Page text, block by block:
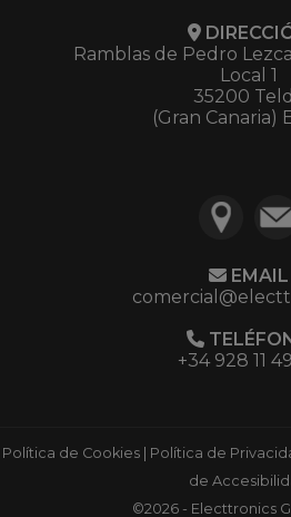
Ramblas de Pedro
Local 1
35200
(Gran Canaria)
EMAIL
+34 928 11
Política de Cookies Política de
de
©2026 - Electtronics